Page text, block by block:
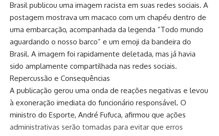
Brasil publicou uma imagem racista em suas redes sociais. A
postagem mostrava um macaco com um chapéu dentro de
uma embarcação, acompanhada da legenda “Todo mundo
aguardando o nosso barco” e um emoji da bandeira do
Brasil. A imagem foi rapidamente deletada, mas já havia
sido amplamente compartilhada nas redes sociais.
Repercussão e Consequências
A publicação gerou uma onda de reações negativas e levou
à exoneração imediata do funcionário responsável. O
ministro do Esporte, André Fufuca, afirmou que ações
administrativas serão tomadas para evitar que erros